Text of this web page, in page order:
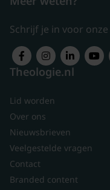
Schrijf je in voor
Theologie.nl
Lid worden
Over ons
Nieuwsbrieven
Veelgestelde vragen
Contact
Branded content